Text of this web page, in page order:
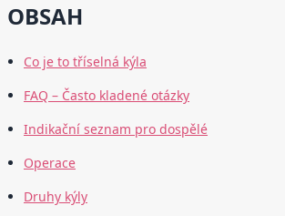
OBSAH
Co je to tříselná kýla
FAQ – Často kladené otázky
Indikační seznam pro dospělé
Operace
Druhy kýly